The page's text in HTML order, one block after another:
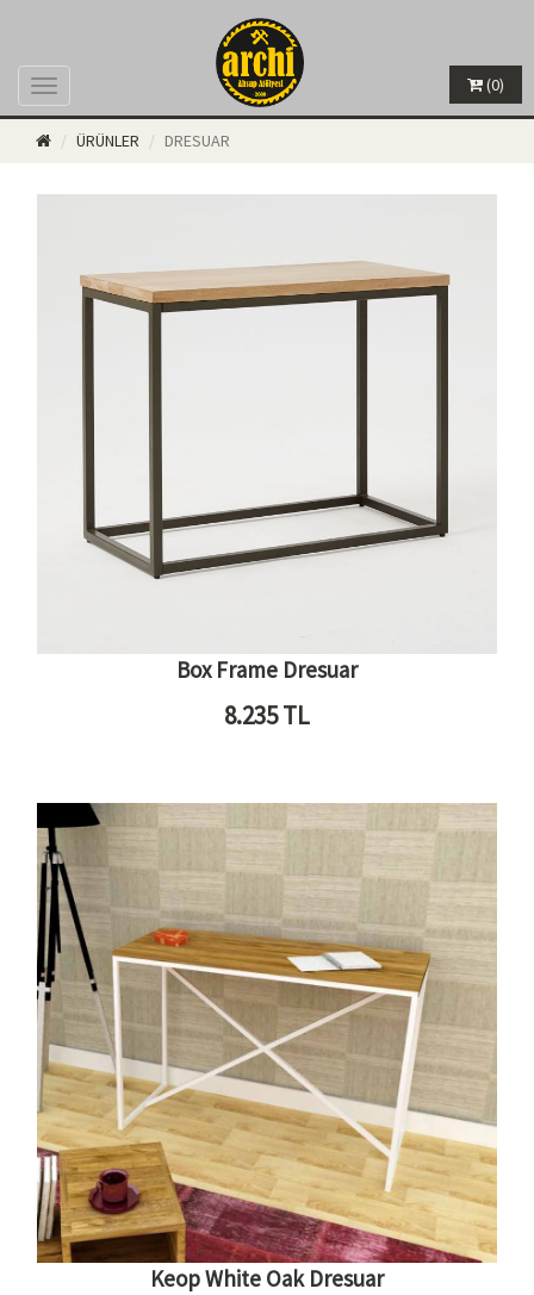
Menü (0)
ÜRÜNLER DRESUAR
Box Frame Dresuar
8.235TL
Keop White Oak Dresuar